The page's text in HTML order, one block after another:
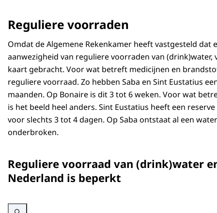
Reguliere voorraden
Omdat de Algemene Rekenkamer heeft vastgesteld
aanwezigheid van reguliere voorraden van
kaart gebracht. Voor wat betreft medicijnen en
reguliere voorraad. Zo hebben Saba en Sint Eustatius
maanden. Op Bonaire is dit 3 tot 6 weken. Voor wat
is het beeld heel anders. Sint Eustatius heeft een
voor slechts 3 tot 4 dagen. Op Saba ontstaat al een
onderbroken.
Reguliere voorraad van (drink)water
Nederland is beperkt
Vergroot afbeelding Schematische weergave van de beperkte voorraad